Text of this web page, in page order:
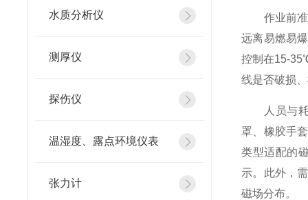
水质分析仪
测厚仪
探伤仪
温湿度、露点环境仪表
张力计
作业前准备
远离易燃易
控制在15-
线是否破损
人员与耗
罩、橡胶手
类型适配的
示。此外，
磁场分布。